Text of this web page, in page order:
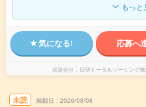
もっと
気になる! 応募へ
派遣会社 日研トータルソーシング
未読 掲載日 2026/08/08